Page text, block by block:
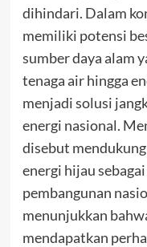
dihindari. Dalam
memiliki potensi
sumber daya alam
tenaga air hingga
menjadi solusi
energi nasional.
disebut
energi hijau
pembangunan
menunjukkan
mendapatkan